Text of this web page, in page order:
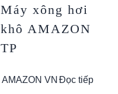
Máy xông hơi
khô AMAZON
TP
AMAZON VN Đọc tiếp